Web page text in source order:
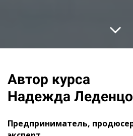
Автор курса
Надежда
Предприниматель,